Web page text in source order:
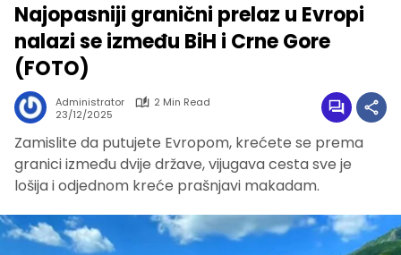
Najopasniji granični prelaz u Evropi
nalazi se između BiH i Crne Gore
(FOTO)
Administrator
2 Min Read
23/12/2025
Zamislite da putujete Evropom, krećete se prema
granici između dvije države, vijugava cesta sve je
lošija i odjednom kreće prašnjavi makadam.